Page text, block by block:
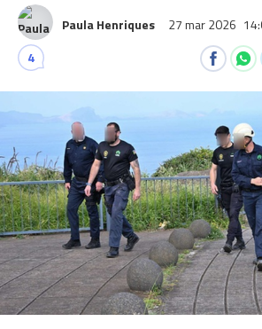
Paula Henriques 27 mar 2026
4